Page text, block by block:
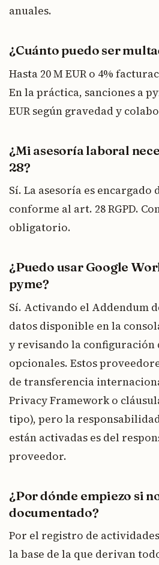
anuales.
¿Cuánto puedo ser
Hasta 20 M EUR o 4%
En la práctica, sanciones a
EUR según gravedad y
¿Mi asesoría laboral
28?
Sí. La asesoría es
conforme al art. 28 RGPD.
obligatorio.
¿Puedo usar Google
pyme?
Sí. Activando el Addendum
datos disponible en la
y revisando la configuración
opcionales. Estos
de transferencia
Privacy Framework o
tipo), pero la
están activadas es del
proveedor.
¿Por dónde empiezo si
documentado?
Por el registro de actividades
la base de la que derivan